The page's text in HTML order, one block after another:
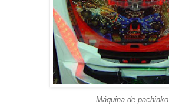
Máquina de pachinko